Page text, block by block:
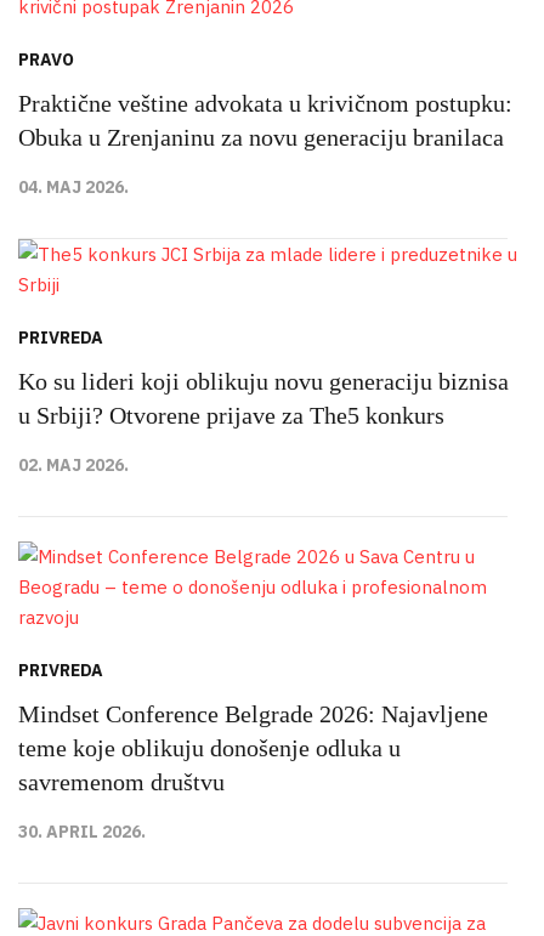
PRAVO
Praktične veštine advokata u krivičnom postupku:
Obuka u Zrenjaninu za novu generaciju branilaca
04. MAJ 2026.
PRIVREDA
Ko su lideri koji oblikuju novu generaciju biznisa
u Srbiji? Otvorene prijave za The5 konkurs
02. MAJ 2026.
PRIVREDA
Mindset Conference Belgrade 2026: Najavljene
teme koje oblikuju donošenje odluka u
savremenom društvu
30. APRIL 2026.